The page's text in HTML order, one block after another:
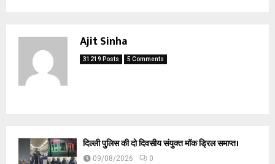
Ajit Sinha
31219 Posts 5 Comments
दिल्ली पुलिस की दो दिवसीय संयुक्त मॉक ड्रिल समाप्त।
09/08/2026 0